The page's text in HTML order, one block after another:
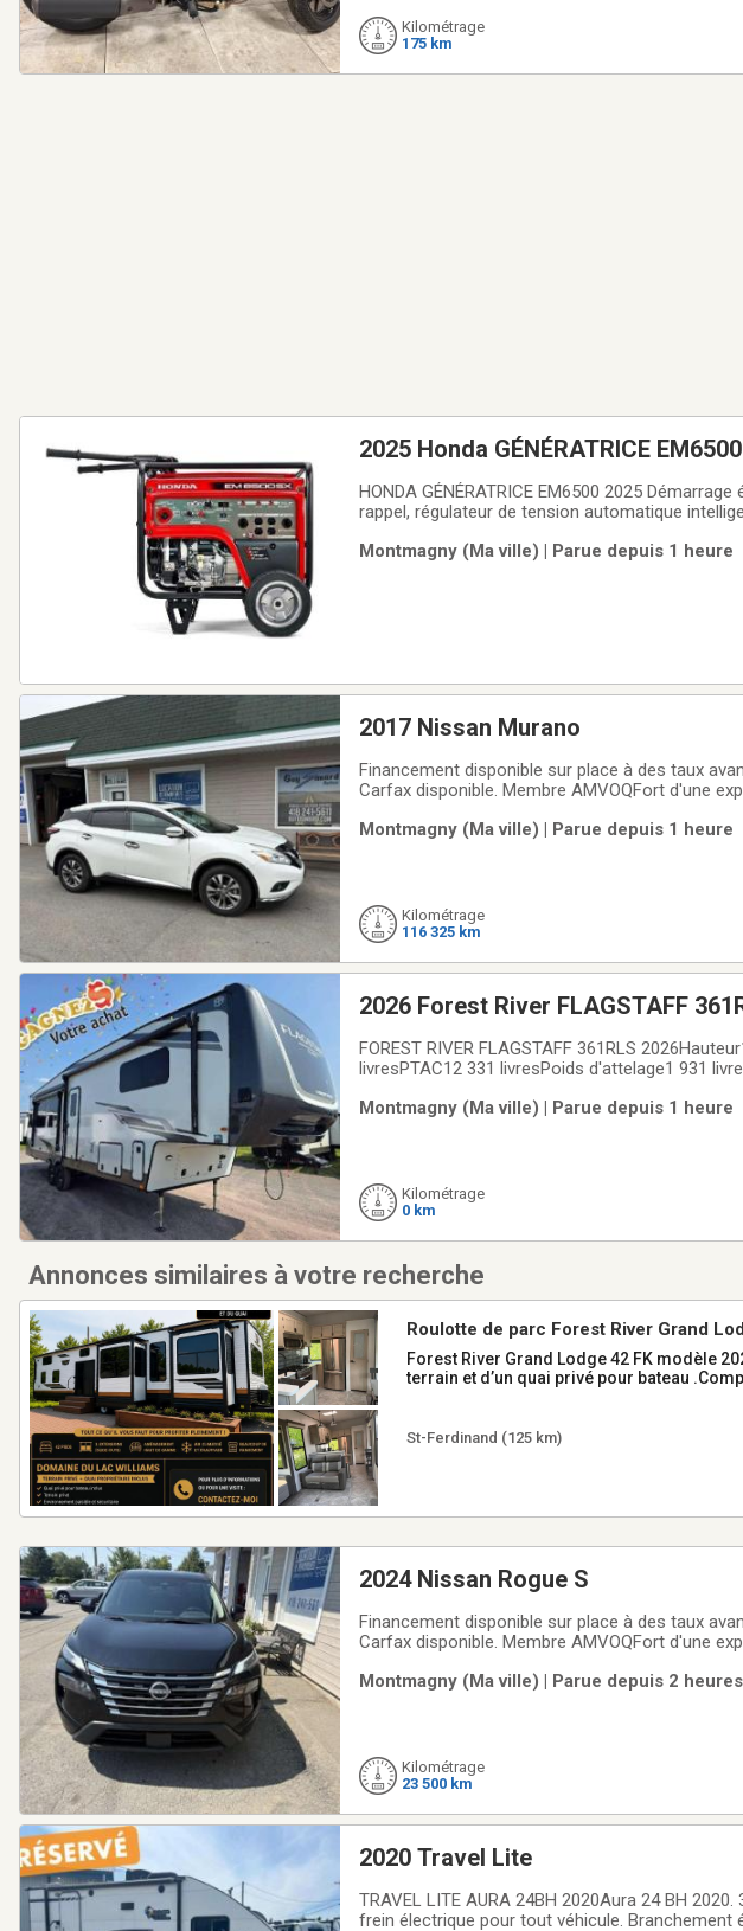
Kilométrage
175 km
2025 Honda GÉNÉRATRICE
HONDA GÉNÉRATRICE EM6500 2025 Démarrage électrique (batterie incluse) avec démarreur auxiliaire à
rappel, régulateur de tension automatique
Montmagny (Ma ville) | Parue depuis 1 heure
2017 Nissan Murano
Financement disponible sur place à des taux
Carfax disponible. Membre AMVOQFort d'une
vous offrir un service personnalisé et
Montmagny (Ma ville) | Parue depuis 1 heure
Kilométrage
116 325 km
2026 Forest River FLAGSTAFF
FOREST RIVER FLAGSTAFF 361RLS
livresPTAC12 331 livresPoids d'attelage1 931
gallons. Auvents2 Essieux2. *** Couleurs,
Montmagny (Ma ville) | Parue depuis 1 heure
Kilométrage
0 km
Annonces similaires à votre recherche
Roulotte de parc Forest River Grand
inclus - 2 gazebos -remise-foyer
Forest River Grand Lodge 42 FK modèle 2024, achetée neuve en 2025.État impeccable, très
terrain et d’un quai privé pour bateau
St-Ferdinand (125 km)
2024 Nissan Rogue S
Financement disponible sur place à des taux
Carfax disponible. Membre AMVOQFort d'une
vous offrir un service personnalisé et
Montmagny (Ma ville) | Parue depuis 2 heures
Kilométrage
23 500 km
2020 Travel Lite
TRAVEL LITE AURA 24BH 2020Aura 24 BH
frein électrique pour tout véhicule. Branchement